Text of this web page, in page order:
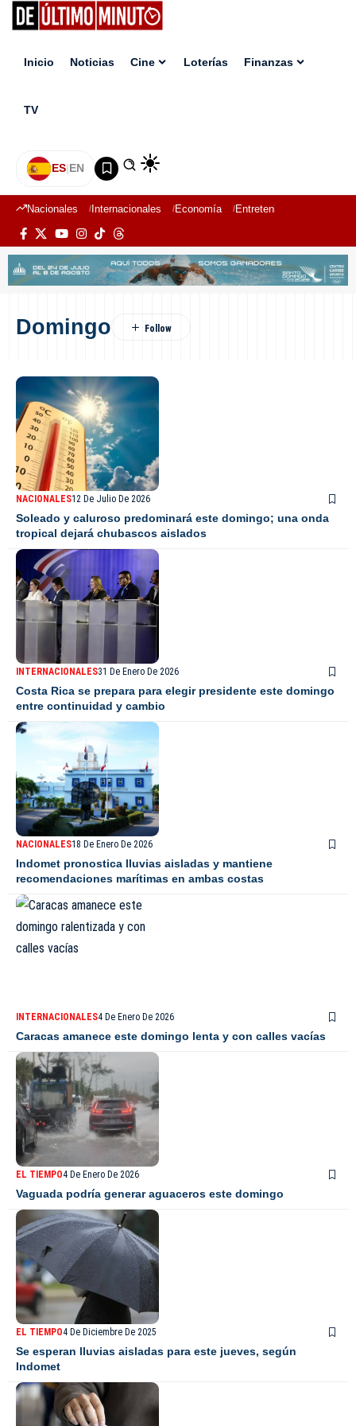
Inicio Noticias Cine Loterías Finanzas
TV
ES|EN
Nacionales Internacionales Economía Entretenimiento
Domingo
NACIONALES12 De Julio De 2026
Soleado y caluroso predominará este domingo; una onda
tropical dejará chubascos aislados
INTERNACIONALES31 De Enero De 2026
Costa Rica se prepara para elegir presidente este domingo
entre continuidad y cambio
NACIONALES18 De Enero De 2026
Indomet pronostica lluvias aisladas y mantiene
recomendaciones marítimas en ambas costas
INTERNACIONALES4 De Enero De 2026
Caracas amanece este domingo lenta y con calles vacías
EL TIEMPO4 De Enero De 2026
Vaguada podría generar aguaceros este domingo
EL TIEMPO4 De Diciembre De 2025
Se esperan lluvias aisladas para este jueves, según
Indomet